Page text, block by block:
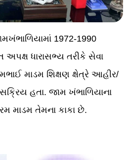
1972-1990
ધારાસભ્ય તરીકે સેવા
માડમ શિક્ષણ ક્ષેત્રે આહીર/
હતા. જામ ખંભાળિયાના
માડમ તેમના કાકા છે.